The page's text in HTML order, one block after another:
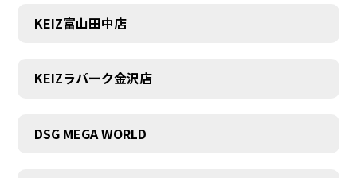
KEIZ富山田中店
KEIZラパーク金沢店
DSG MEGA WORLD